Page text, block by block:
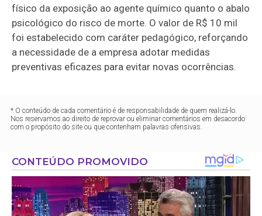
físico da exposição ao agente químico quanto o abalo
psicológico do risco de morte. O valor de R$ 10 mil
foi estabelecido com caráter pedagógico, reforçando
a necessidade de a empresa adotar medidas
preventivas eficazes para evitar novas ocorrências.
* O conteúdo de cada comentário é de responsabilidade de quem realizá-lo.
Nos reservamos ao direito de reprovar ou eliminar comentários em desacordo
com o propósito do site ou que contenham palavras ofensivas.